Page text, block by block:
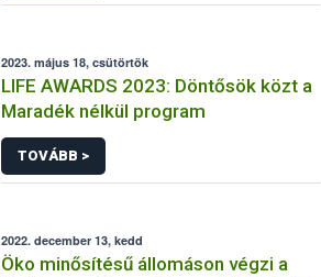
2023. május 18, csütörtök
LIFE AWARDS 2023: Döntősök közt a
Maradék nélkül program
TOVÁBB >
2022. december 13, kedd
Öko minősítésű állomáson végzi a